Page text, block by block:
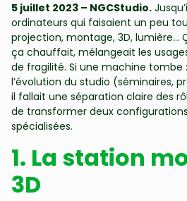
5 juillet 2023 – NGCStudio.
ordinateurs qui faisaient un peu
projection, montage, 3D, lumière…
ça chauffait, mélangeait les
de fragilité. Si une machine
l’évolution du studio (séminaires,
il fallait une séparation claire des
de transformer deux
spécialisées.
1. La station
3D